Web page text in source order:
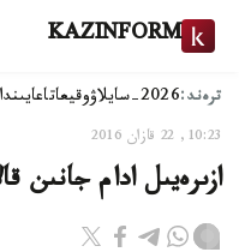
KAZINFORM
ترەند:2026-سايلاۋ وقيعا
10:23, 22 قازان 2016
ازىرەيىل ادام جانىن